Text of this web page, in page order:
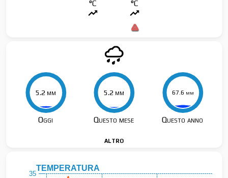
°C °C
5.2 mm
5.2 mm
Oggi
5.2 mm
5.2 mm
Questo mese
67.6 mm
67.6 mm
Questo anno
altro
TEMPERATURA
35